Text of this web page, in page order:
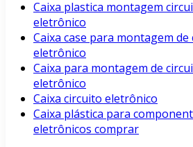
Caixa plastica montagem
eletrônico
Caixa case para montagem de
eletrônico
Caixa para montagem de
eletrônico
Caixa circuito eletrônico
Caixa plástica para
eletrônicos comprar